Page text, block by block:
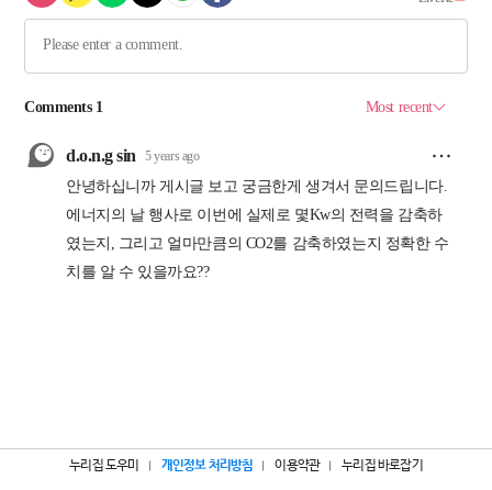
누리집 도우미 개인정보 처리방침 이용약관 누리집 바로잡기